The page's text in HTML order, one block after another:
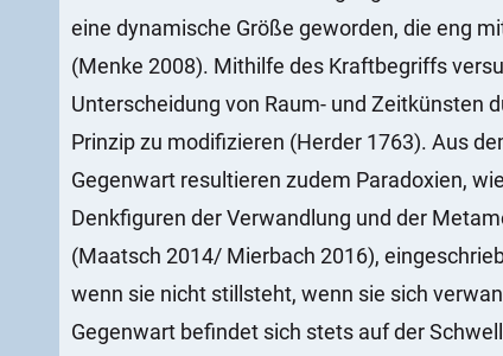
eine dynamische Größe geworden, die eng
(Menke 2008). Mithilfe des Kraftbegriffs
Unterscheidung von Raum- und Zeitkünsten
Prinzip zu modifizieren (Herder 1763). Aus
Gegenwart resultieren zudem Paradoxien,
Denkfiguren der Verwandlung und der
(Maatsch 2014/ Mierbach 2016),
wenn sie nicht stillsteht, wenn sie sich
Gegenwart befindet sich stets auf der